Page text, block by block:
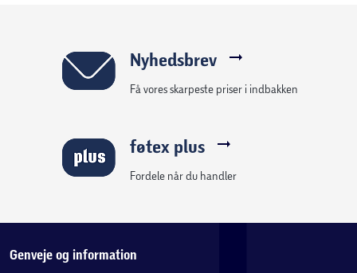
Nyhedsbrev
Få vores skarpeste priser i indbakken
føtex plus
Fordele når du handler
Genveje og information